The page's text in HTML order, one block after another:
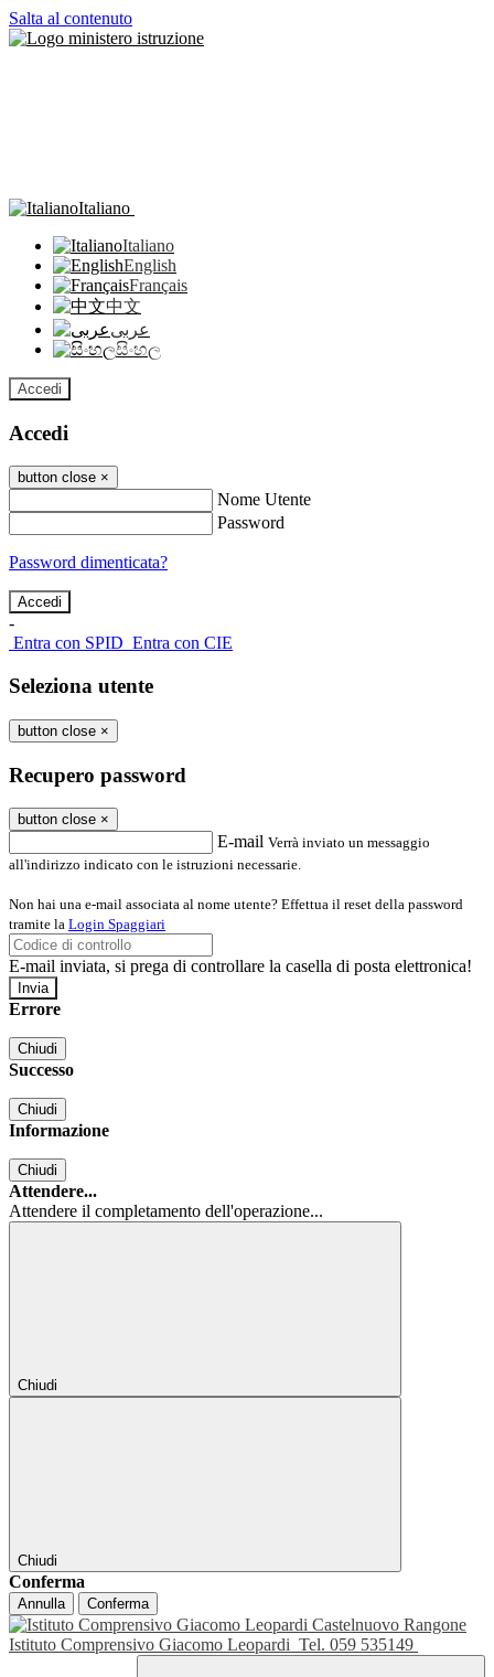
Salta al contenuto
Italiano
Italiano
English
Français
中文
عربى
සිංහල
Accedi
Accedi
button close ×
Nome Utente
Password
Password dimenticata?
-
Entra con SPID Entra con CIE
Seleziona utente
button close ×
Recupero password
button close ×
E-mail Verrà inviato un messaggio
all'indirizzo indicato con le istruzioni necessarie.
Non hai una e-mail associata al nome utente? Effettua il reset della password
tramite la Login Spaggiari
E-mail inviata, si prega di controllare la casella di posta elettronica!
Errore
Chiudi
Successo
Chiudi
Informazione
Chiudi
Attendere...
Attendere il completamento dell'operazione...
Chiudi
Chiudi
Conferma
Annulla Conferma
Istituto Comprensivo Giacomo Leopardi Tel. 059 535149